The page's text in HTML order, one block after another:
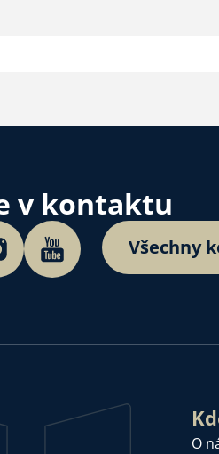
v kontaktu
Všechny
O